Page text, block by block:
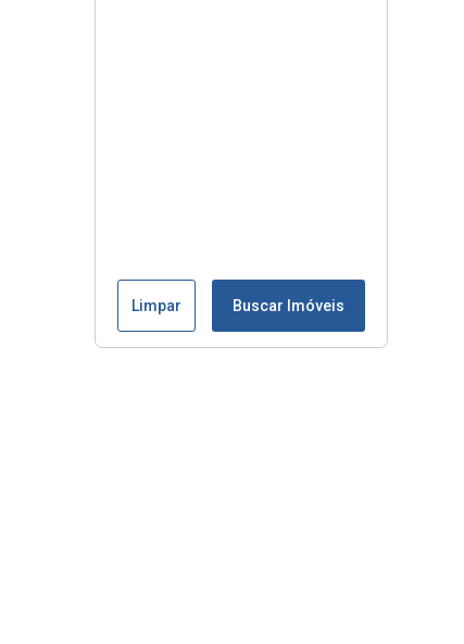
Limpar Buscar Imóveis